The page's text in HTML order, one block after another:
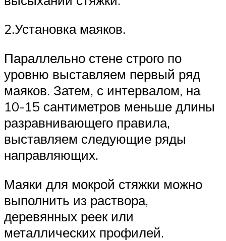
2.Установка маяков.
Параллельно стене строго по
уровню выставляем первый ряд
маяков. Затем, с интервалом, на
10-15 сантиметров меньше длины
разравнивающего правила,
выставляем следующие ряды
направляющих.
Маяки для мокрой стяжки можно
выполнить из раствора,
деревянных реек или
металлических профилей.